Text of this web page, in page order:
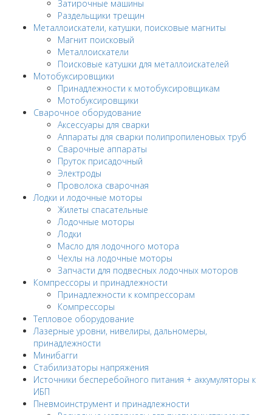
Затирочные машины
Раздельщики трещин
Металлоискатели, катушки, поисковые магниты
Магнит поисковый
Металлоискатели
Поисковые катушки для металлоискателей
Мотобуксировщики
Принадлежности к мотобуксировщикам
Мотобуксировщики
Сварочное оборудование
Аксессуары для сварки
Аппараты для сварки полипропиленовых труб
Сварочные аппараты
Пруток присадочный
Электроды
Проволока сварочная
Лодки и лодочные моторы
Жилеты спасательные
Лодочные моторы
Лодки
Масло для лодочного мотора
Чехлы на лодочные моторы
Запчасти для подвесных лодочных моторов
Компрессоры и принадлежности
Принадлежности к компрессорам
Компрессоры
Тепловое оборудование
Лазерные уровни, нивелиры, дальномеры,
принадлежности
Минибагги
Стабилизаторы напряжения
Источники бесперебойного питания + аккумуляторы к
ИБП
Пневмоинструмент и принадлежности